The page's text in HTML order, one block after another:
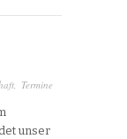
, Termine
unser